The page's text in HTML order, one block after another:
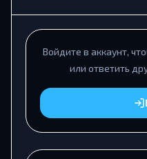
Войдите в аккаунт,
или ответить